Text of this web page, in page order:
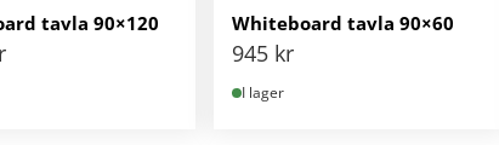
tavla 90×120 Whiteboard tavla 90×60
945 kr
I lager